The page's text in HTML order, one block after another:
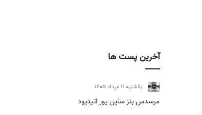
آخرین پست ها
يكشنبه 11 مرداد 1405
مرسدس بنز ساین یور اتیتیود